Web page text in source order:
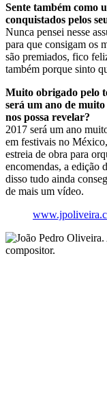
Sente também como
conquistados pelos
Nunca pensei nesse
para que consigam os
são premiados, fico
também porque sinto
Muito obrigado pelo
será um ano de
nos possa revelar?
2017 será um ano
em festivais no
estreia de obra para
encomendas, a edição
disso tudo ainda
de mais um vídeo.